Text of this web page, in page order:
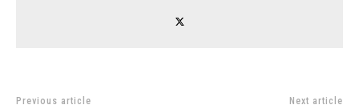
Previous article Next article